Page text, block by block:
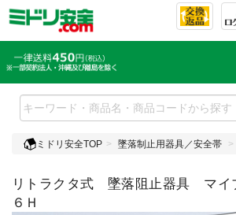
ミドリ安全TOP 墜落制止用器具／安全帯
リトラクタ式 墜落阻止器具 マイ
６Ｈ